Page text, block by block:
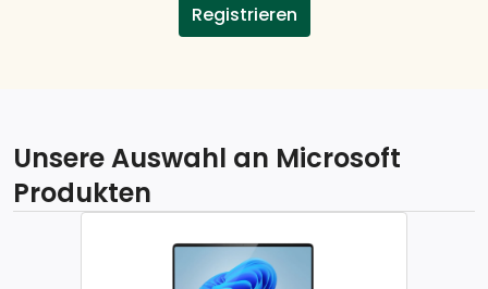
Registrieren
Unsere Auswahl an Microsoft
Produkten